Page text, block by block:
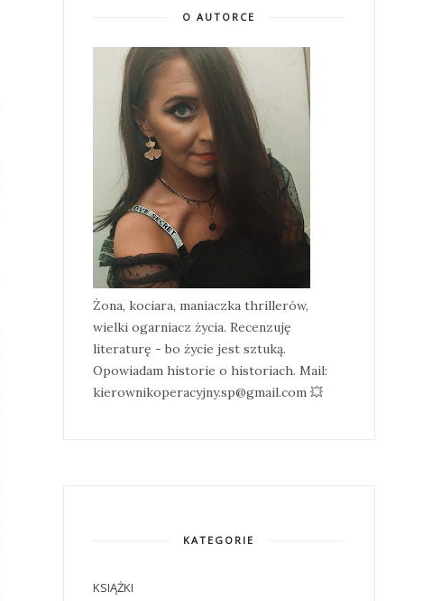
O AUTORCE
Żona, kociara, maniaczka thrillerów,
wielki ogarniacz życia. Recenzuję
literaturę - bo życie jest sztuką.
Opowiadam historie o historiach. Mail:
kierownikoperacyjny.sp@gmail.com 💥
KATEGORIE
KSIĄŻKI